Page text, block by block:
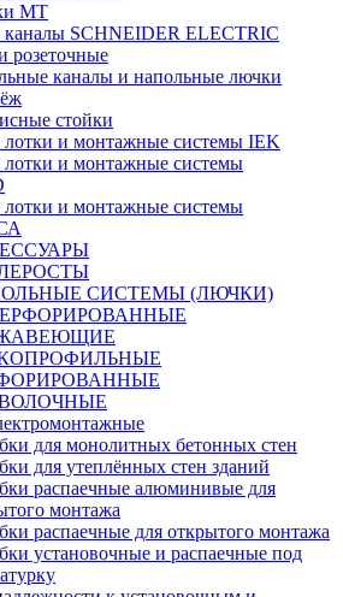
MT
каналы SCHNEIDER ELECTRIC
розеточные
каналы и напольные лючки
стойки
лотки и монтажные системы IEK
лотки и монтажные системы
лотки и монтажные системы
СИСТЕМЫ (ЛЮЧКИ)
для монолитных бетонных стен
для утеплённых стен зданий
распаечные алюминивые для
монтажа
распаечные для открытого монтажа
установочные и распаечные под